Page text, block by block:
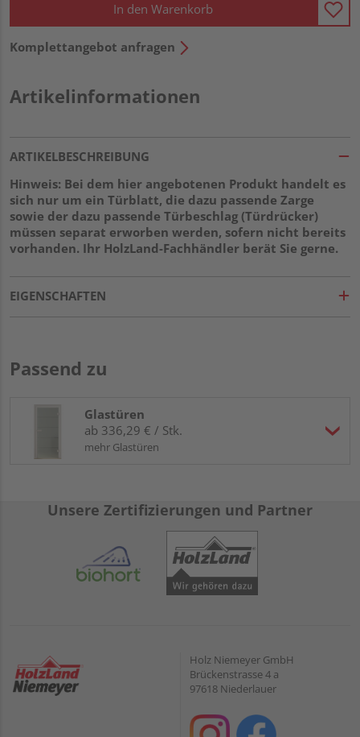
In den Warenkorb
Komplettangebot anfragen
Artikelinformationen
ARTIKELBESCHREIBUNG
Hinweis: Bei dem hier angebotenen Produkt handelt es
sich nur um ein Türblatt, die dazu passende Zarge
sowie der dazu passende Türbeschlag (Türdrücker)
müssen separat erworben werden, sofern nicht bereits
vorhanden. Ihr HolzLand-Fachhändler berät Sie gerne.
EIGENSCHAFTEN
Passend zu
Glastüren
ab 336,29 € / Stk.
mehr Glastüren
Unsere Zertifizierungen und Partner
Holz Niemeyer GmbH
Brückenstrasse 4 a
97618 Niederlauer